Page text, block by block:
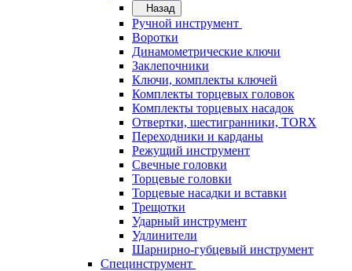
Назад
Ручной инструмент
Воротки
Динамометрические ключи
Заклепочники
Ключи, комплекты ключей
Комплекты торцевых головок
Комплекты торцевых насадок
Отвертки, шестигранники, TORX
Переходники и карданы
Режущий инструмент
Свечные головки
Торцевые головки
Торцевые насадки и вставки
Трещотки
Ударный инструмент
Удлинители
Шарнирно-губцевый инструмент
Специнструмент